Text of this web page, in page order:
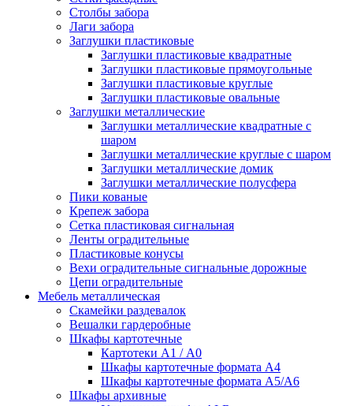
Столбы забора
Лаги забора
Заглушки пластиковые
Заглушки пластиковые квадратные
Заглушки пластиковые прямоугольные
Заглушки пластиковые круглые
Заглушки пластиковые овальные
Заглушки металлические
Заглушки металлические квадратные с
шаром
Заглушки металлические круглые с шаром
Заглушки металлические домик
Заглушки металлические полусфера
Пики кованые
Крепеж забора
Сетка пластиковая сигнальная
Ленты оградительные
Пластиковые конусы
Вехи оградительные сигнальные дорожные
Цепи оградительные
Мебель металлическая
Скамейки раздевалок
Вешалки гардеробные
Шкафы картотечные
Картотеки А1 / А0
Шкафы картотечные формата А4
Шкафы картотечные формата А5/А6
Шкафы архивные